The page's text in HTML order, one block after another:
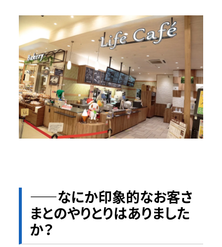
――なにか印象的なお客さ
まとのやりとりはありました
か？